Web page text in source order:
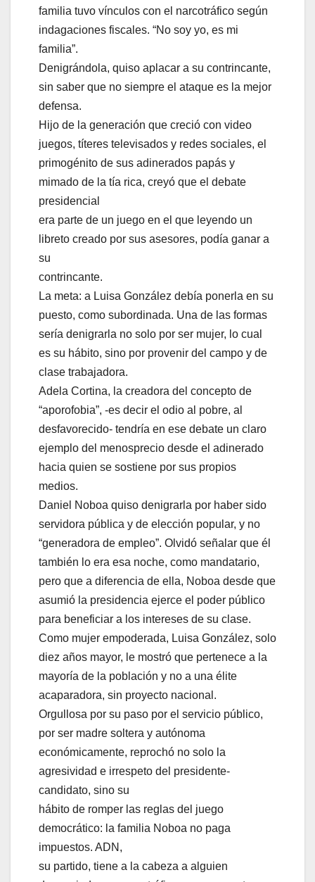
familia tuvo vínculos con el narcotráfico según
indagaciones fiscales. “No soy yo, es mi
familia”.
Denigrándola, quiso aplacar a su contrincante,
sin saber que no siempre el ataque es la mejor
defensa.
Hijo de la generación que creció con video
juegos, títeres televisados y redes sociales, el
primogénito de sus adinerados papás y
mimado de la tía rica, creyó que el debate
presidencial
era parte de un juego en el que leyendo un
libreto creado por sus asesores, podía ganar a
su
contrincante.
La meta: a Luisa González debía ponerla en su
puesto, como subordinada. Una de las formas
sería denigrarla no solo por ser mujer, lo cual
es su hábito, sino por provenir del campo y de
clase trabajadora.
Adela Cortina, la creadora del concepto de
“aporofobia”, -es decir el odio al pobre, al
desfavorecido- tendría en ese debate un claro
ejemplo del menosprecio desde el adinerado
hacia quien se sostiene por sus propios
medios.
Daniel Noboa quiso denigrarla por haber sido
servidora pública y de elección popular, y no
“generadora de empleo”. Olvidó señalar que él
también lo era esa noche, como mandatario,
pero que a diferencia de ella, Noboa desde que
asumió la presidencia ejerce el poder público
para beneficiar a los intereses de su clase.
Como mujer empoderada, Luisa González, solo
diez años mayor, le mostró que pertenece a la
mayoría de la población y no a una élite
acaparadora, sin proyecto nacional.
Orgullosa por su paso por el servicio público,
por ser madre soltera y autónoma
económicamente, reprochó no solo la
agresividad e irrespeto del presidente-
candidato, sino su
hábito de romper las reglas del juego
democrático: la familia Noboa no paga
impuestos. ADN,
su partido, tiene a la cabeza a alguien